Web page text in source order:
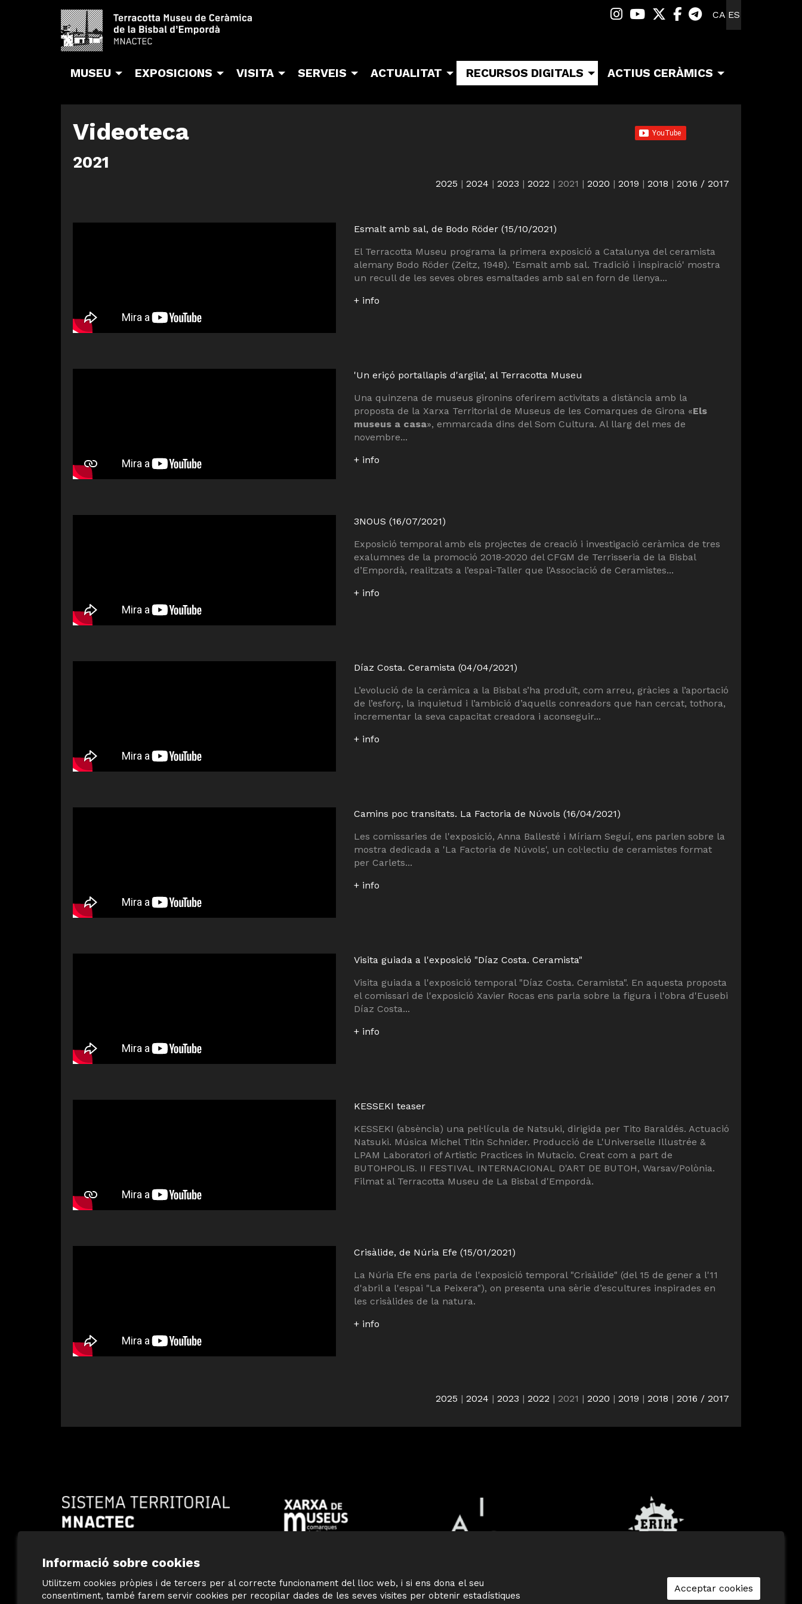
CA ES
Link a instagram
Link a youtube
Link a twitter
Link a facebook
Link a
MUSEU EXPOSICIONS VISITA SERVEIS ACTUALITAT RECURSOS DIGITALS ACTIUS CERÀMICS
Videoteca
2021
2025 | 2024 | 2023 | 2022 | 2021 | 2020 | 2019 | 2018 | 2016 / 2017
Esmalt amb sal, de Bodo Röder (15/10/2021)
El Terracotta Museu programa la primera exposició a Catalunya del ceramista
alemany Bodo Röder (Zeitz, 1948). 'Esmalt amb sal. Tradició i inspiració' mostra
un recull de les seves obres esmaltades amb sal en forn de llenya...
+ info
'Un eriçó portallapis d'argila', al Terracotta Museu
Una quinzena de museus gironins oferirem activitats a distància amb la
proposta de la Xarxa Territorial de Museus de les Comarques de Girona «Els
museus a casa», emmarcada dins del Som Cultura. Al llarg del mes de
novembre...
+ info
3NOUS (16/07/2021)
Exposició temporal amb els projectes de creació i investigació ceràmica de tres
exalumnes de la promoció 2018-2020 del CFGM de Terrisseria de la Bisbal
d’Empordà, realitzats a l’espai-Taller que l’Associació de Ceramistes...
+ info
Díaz Costa. Ceramista (04/04/2021)
L’evolució de la ceràmica a la Bisbal s’ha produït, com arreu, gràcies a l’aportació
de l’esforç, la inquietud i l’ambició d’aquells conreadors que han cercat, tothora,
incrementar la seva capacitat creadora i aconseguir...
+ info
Camins poc transitats. La Factoria de Núvols (16/04/2021)
Les comissaries de l'exposició, Anna Ballesté i Míriam Seguí, ens parlen sobre la
mostra dedicada a 'La Factoria de Núvols', un col·lectiu de ceramistes format
per Carlets...
+ info
Visita guiada a l'exposició "Díaz Costa. Ceramista"
Visita guiada a l'exposició temporal "Díaz Costa. Ceramista". En aquesta proposta
el comissari de l'exposició Xavier Rocas ens parla sobre la figura i l'obra d'Eusebi
Díaz Costa...
+ info
KESSEKI teaser
KESSEKI (absència) una pel·lícula de Natsuki, dirigida per Tito Baraldés. Actuació
Natsuki. Música Michel Titin Schnider. Producció de L'Universelle Illustrée &
LPAM Laboratori of Artistic Practices in Mutacio. Creat com a part de
BUTOHPOLIS. II FESTIVAL INTERNACIONAL D'ART DE BUTOH, Warsav/Polònia.
Filmat al Terracotta Museu de La Bisbal d'Empordà.
Crisàlide, de Núria Efe (15/01/2021)
La Núria Efe ens parla de l'exposició temporal "Crisàlide" (del 15 de gener a l'11
d'abril a l'espai "La Peixera"), on presenta una sèrie d’escultures inspirades en
les crisàlides de la natura.
+ info
2025 | 2024 | 2023 | 2022 | 2021 | 2020 | 2019 | 2018 | 2016 / 2017
Diapositiva 1 de 10: Sistema Territorial MNACTEC
Informació sobre cookies
Utilitzem cookies pròpies i de tercers per al correcte funcionament del lloc web, i si ens dona el seu
consentiment, també farem servir cookies per recopilar dades de les seves visites per obtenir estadístiques
Acceptar cookies